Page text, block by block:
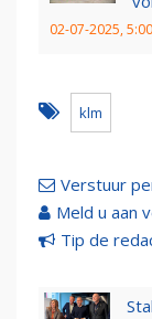
02-07-2025, 5:00
klm
Verstuur
Meld u aan
Tip de